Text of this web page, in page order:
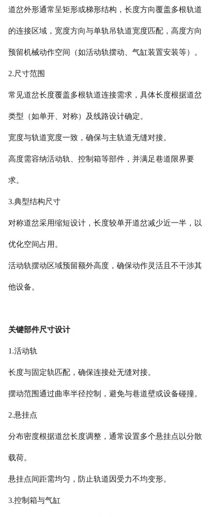
道岔外形通常呈矩形或梯形结构，长度方向覆盖多根轨道
的连接区域，宽度方向与单轨吊轨道宽度匹配，高度方向
预留机械动作空间（如活动轨摆动、气缸装置安装等）。
2.尺寸范围
常见道岔长度覆盖多根轨道连接需求，具体长度根据道岔
类型（如单开、对称）及线路设计确定。
宽度与轨道宽度一致，确保与主轨道无缝对接。
高度需容纳活动轨、控制箱等部件，并满足巷道限界要
求。
3.典型结构尺寸
对称道岔采用缩短设计，长度较单开道岔减少近一半，以
优化空间占用。
活动轨摆动区域预留额外高度，确保动作灵活且不干涉其
他设备。
关键部件尺寸设计
1.活动轨
长度与固定轨匹配，确保连接处无缝对接。
摆动范围通过曲率半径控制，避免与巷道壁或设备碰撞。
2.悬挂点
分布密度根据道岔长度调整，通常设置多个悬挂点以分散
载荷。
悬挂点间距需均匀，防止轨道因受力不均变形。
3.控制箱与气缸